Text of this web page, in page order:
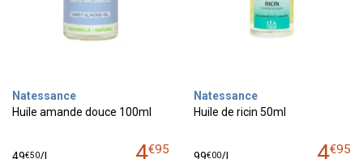
Natessance
Huile amande douce 100ml
4€95
€50
Natessance
Huile de ricin 50ml
4€95
€00